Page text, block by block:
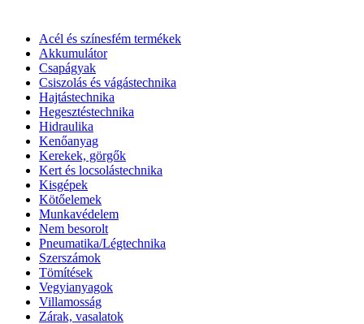
Acél és színesfém termékek
Akkumulátor
Csapágyak
Csiszolás és vágástechnika
Hajtástechnika
Hegesztéstechnika
Hidraulika
Kenőanyag
Kerekek, görgők
Kert és locsolástechnika
Kisgépek
Kötőelemek
Munkavédelem
Nem besorolt
Pneumatika/Légtechnika
Szerszámok
Tömítések
Vegyianyagok
Villamosság
Zárak, vasalatok